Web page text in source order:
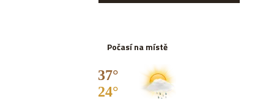
Počasí na místě